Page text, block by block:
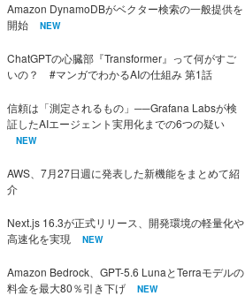
Amazon DynamoDBがベクター検索の一般提供を
開始
NEW
ChatGPTの心臓部『Transformer』って何がすご
いの？ #マンガでわかるAIの仕組み 第1話
信頼は「測定されるもの」──Grafana Labsが検
証したAIエージェント実用化までの6つの疑い
NEW
AWS、7月27日週に発表した新機能をまとめて紹
介
Next.js 16.3が正式リリース、開発環境の軽量化や
高速化を実現
NEW
Amazon Bedrock、GPT-5.6 LunaとTerraモデルの
料金を最大80％引き下げ
NEW